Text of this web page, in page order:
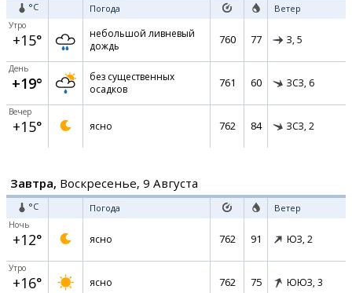
°C Погода Ветер
Утро
+15°
небольшой ливневый
дождь
760 77 З, 5
День
+19°
без существенных
осадков
761 60 ЗСЗ, 6
Вечер
+15° ясно 762 84 ЗСЗ, 2
Завтра, Воскресенье, 9 Августа
°C Погода Ветер
Ночь
+12° ясно 762 91 ЮЗ, 2
Утро
+16° ясно 762 75 ЮЮЗ, 3